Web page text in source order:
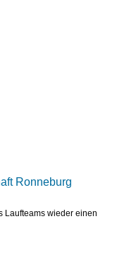
Ronneburg
Laufteams wieder einen